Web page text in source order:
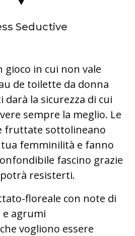
Seductive
gioco in cui non vale
de toilette da donna
darà la sicurezza di cui
sempre la meglio. Le
fruttate sottolineano
femminilità e fanno
fascino grazie
resisterti.
floreale con note di
e agrumi
vogliono essere